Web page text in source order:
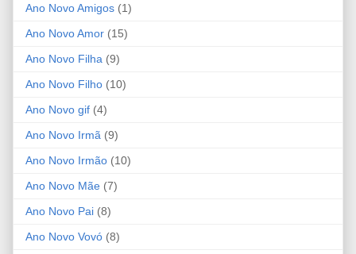
Ano Novo Amigos (1)
Ano Novo Amor (15)
Ano Novo Filha (9)
Ano Novo Filho (10)
Ano Novo gif (4)
Ano Novo Irmã (9)
Ano Novo Irmão (10)
Ano Novo Mãe (7)
Ano Novo Pai (8)
Ano Novo Vovó (8)